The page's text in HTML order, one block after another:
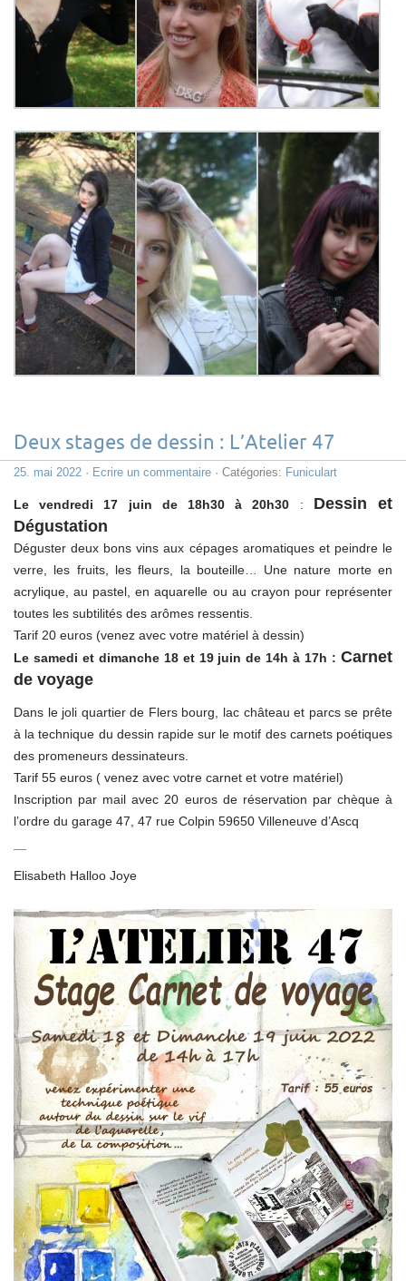
Deux stages de dessin : L’Atelier 47
25. mai 2022 · Ecrire un commentaire · Catégories: Funiculart
Le vendredi 17 juin de 18h30 à 20h30 : Dessin et
Dégustation
Déguster deux bons vins aux cépages aromatiques et peindre le
verre, les fruits, les fleurs, la bouteille… Une nature morte en
acrylique, au pastel, en aquarelle ou au crayon pour représenter
toutes les subtilités des arômes ressentis.
Tarif 20 euros (venez avec votre matériel à dessin)
Le samedi et dimanche 18 et 19 juin de 14h à 17h : Carnet
de voyage
Dans le joli quartier de Flers bourg, lac château et parcs se prête
à la technique du dessin rapide sur le motif des carnets poétiques
des promeneurs dessinateurs.
Tarif 55 euros ( venez avec votre carnet et votre matériel)
Inscription par mail avec 20 euros de réservation par chèque à
l’ordre du garage 47, 47 rue Colpin 59650 Villeneuve d’Ascq
—
Elisabeth Halloo Joye